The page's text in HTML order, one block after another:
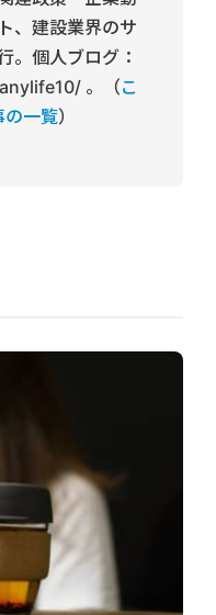
、建設業界のサ
。個人ブログ：
。（こ
の一覧）